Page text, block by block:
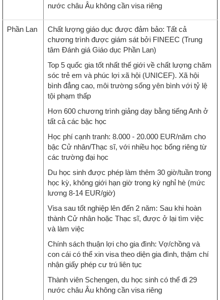
nước châu Âu không cần visa riêng
Phần Lan
Chất lượng giáo dục được đảm bảo: Tất cả
chương trình được giám sát bởi FINEEC (Trung
tâm Đánh giá Giáo dục Phần Lan)
Top 5 quốc gia tốt nhất thế giới về chất lượng chăm
sóc trẻ em và phúc lợi xã hội (UNICEF). Xã hội
bình đẳng cao, môi trường sống yên bình với tỷ lệ
tội phạm thấp
Hơn 600 chương trình giảng dạy bằng tiếng Anh ở
tất cả các bậc học
Học phí cạnh tranh: 8.000 - 20.000 EUR/năm cho
bậc Cử nhân/Thạc sĩ, với nhiều học bổng riêng từ
các trường đại học
Du học sinh được phép làm thêm 30 giờ/tuần trong
học kỳ, không giới hạn giờ trong kỳ nghỉ hè (mức
lương 8-14 EUR/giờ)
Visa sau tốt nghiệp lên đến 2 năm: Sau khi hoàn
thành Cử nhân hoặc Thạc sĩ, được ở lại tìm việc
và làm việc
Chính sách thuận lợi cho gia đình: Vợ/chồng và
con cái có thể xin visa theo diện gia đình, thậm chí
nhận giấy phép cư trú liên tục
Thành viên Schengen, du học sinh có thể đi 29
nước châu Âu không cần visa riêng